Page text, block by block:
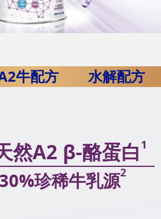
牛配方 水解配方
然A2 β-酪蛋白 1
珍稀牛乳源2